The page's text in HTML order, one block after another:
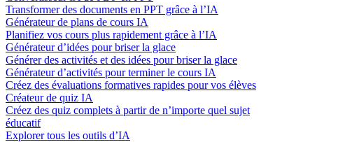
Transformer des documents en PPT grâce à l’IA
Générateur de plans de cours IA
Planifiez vos cours plus rapidement grâce à l’IA
Générateur d’idées pour briser la glace
Générer des activités et des idées pour briser la glace
Générateur d’activités pour terminer le cours IA
Créez des évaluations formatives rapides pour vos élèves
Créateur de quiz IA
Créez des quiz complets à partir de n’importe quel sujet
éducatif
Explorer tous les outils d’IA